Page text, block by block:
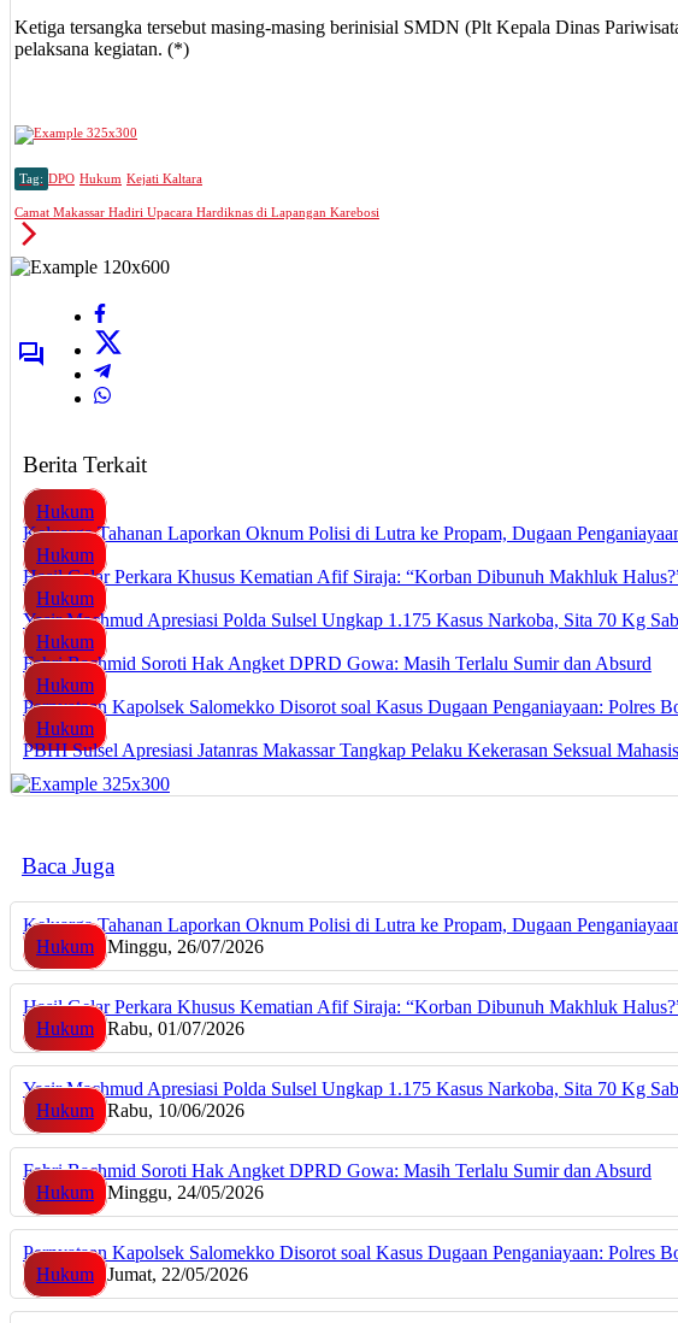
Ketiga tersangka tersebut masing-masing berinisial SMDN (Plt Kepala Dinas
pelaksana kegiatan. (*)
Tag: DPO Hukum Kejati Kaltara
Camat Makassar Hadiri Upacara Hardiknas di Lapangan Karebosi
Berita Terkait
Hukum
Keluarga Tahanan Laporkan Oknum Polisi di Lutra ke Propam, Dugaan
Hukum
Hasil Gelar Perkara Khusus Kematian Afif Siraja: “Korban Dibunuh Makhluk
Hukum
Yasir Machmud Apresiasi Polda Sulsel Ungkap 1.175 Kasus Narkoba, Sita 70 Kg
Hukum
Fahri Bachmid Soroti Hak Angket DPRD Gowa: Masih Terlalu Sumir dan Absurd
Hukum
Pernyataan Kapolsek Salomekko Disorot soal Kasus Dugaan Penganiayaan: Polres
Hukum
PBHI Sulsel Apresiasi Jatanras Makassar Tangkap Pelaku Kekerasan Seksual
Baca Juga
Keluarga Tahanan Laporkan Oknum Polisi di Lutra ke Propam, Dugaan
Hukum
Minggu, 26/07/2026
Hasil Gelar Perkara Khusus Kematian Afif Siraja: “Korban Dibunuh Makhluk
Hukum
Rabu, 01/07/2026
Yasir Machmud Apresiasi Polda Sulsel Ungkap 1.175 Kasus Narkoba, Sita 70 Kg
Hukum
Rabu, 10/06/2026
Fahri Bachmid Soroti Hak Angket DPRD Gowa: Masih Terlalu Sumir dan Absurd
Hukum
Minggu, 24/05/2026
Pernyataan Kapolsek Salomekko Disorot soal Kasus Dugaan Penganiayaan: Polres
Hukum
Jumat, 22/05/2026